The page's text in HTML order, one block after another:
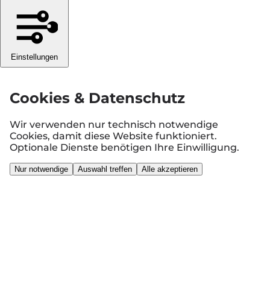
Einstellungen
Cookies & Datenschutz
Wir verwenden nur technisch notwendige
Cookies, damit diese Website funktioniert.
Optionale Dienste benötigen Ihre Einwilligung.
Nur notwendige Auswahl treffen Alle akzeptieren